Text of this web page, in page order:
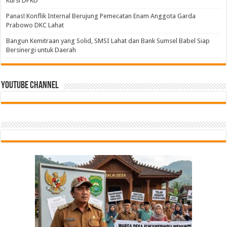
Panas! Konflik Internal Berujung Pemecatan Enam Anggota Garda
Prabowo DKC Lahat
Bangun Kemitraan yang Solid, SMSI Lahat dan Bank Sumsel Babel Siap
Bersinergi untuk Daerah
Youtube Channel